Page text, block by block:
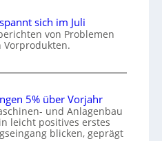
sich im Juli
von Problemen
Vorprodukten.
5% über Vorjahr
und Anlagenbau
leicht positives erstes
blicken, geprägt